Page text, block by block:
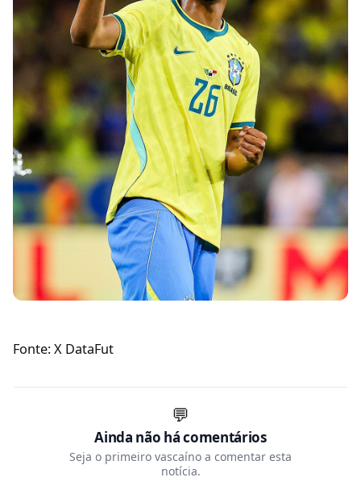
Fonte: X DataFut
💬
Ainda não há comentários
Seja o primeiro vascaíno a comentar esta
notícia.